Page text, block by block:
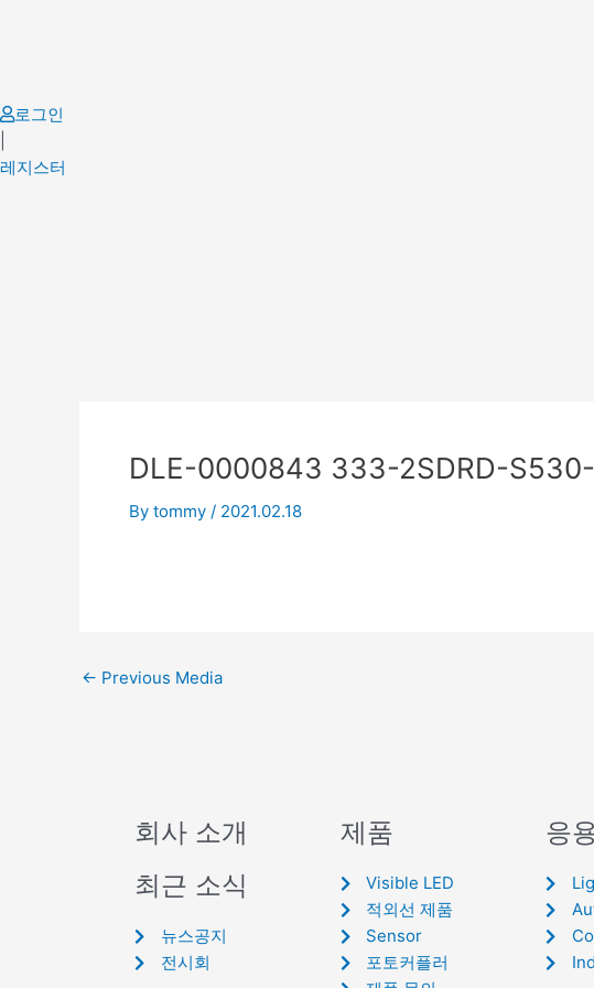
로그인
레지스터
DLE-0000843 333-2SDRD-S530-
By tommy / 2021.02.18
← Previous Media
회사 소개
최근 소식
뉴스공지
전시회
제품
Visible LED
적외선 제품
Sensor
포토커플러
응